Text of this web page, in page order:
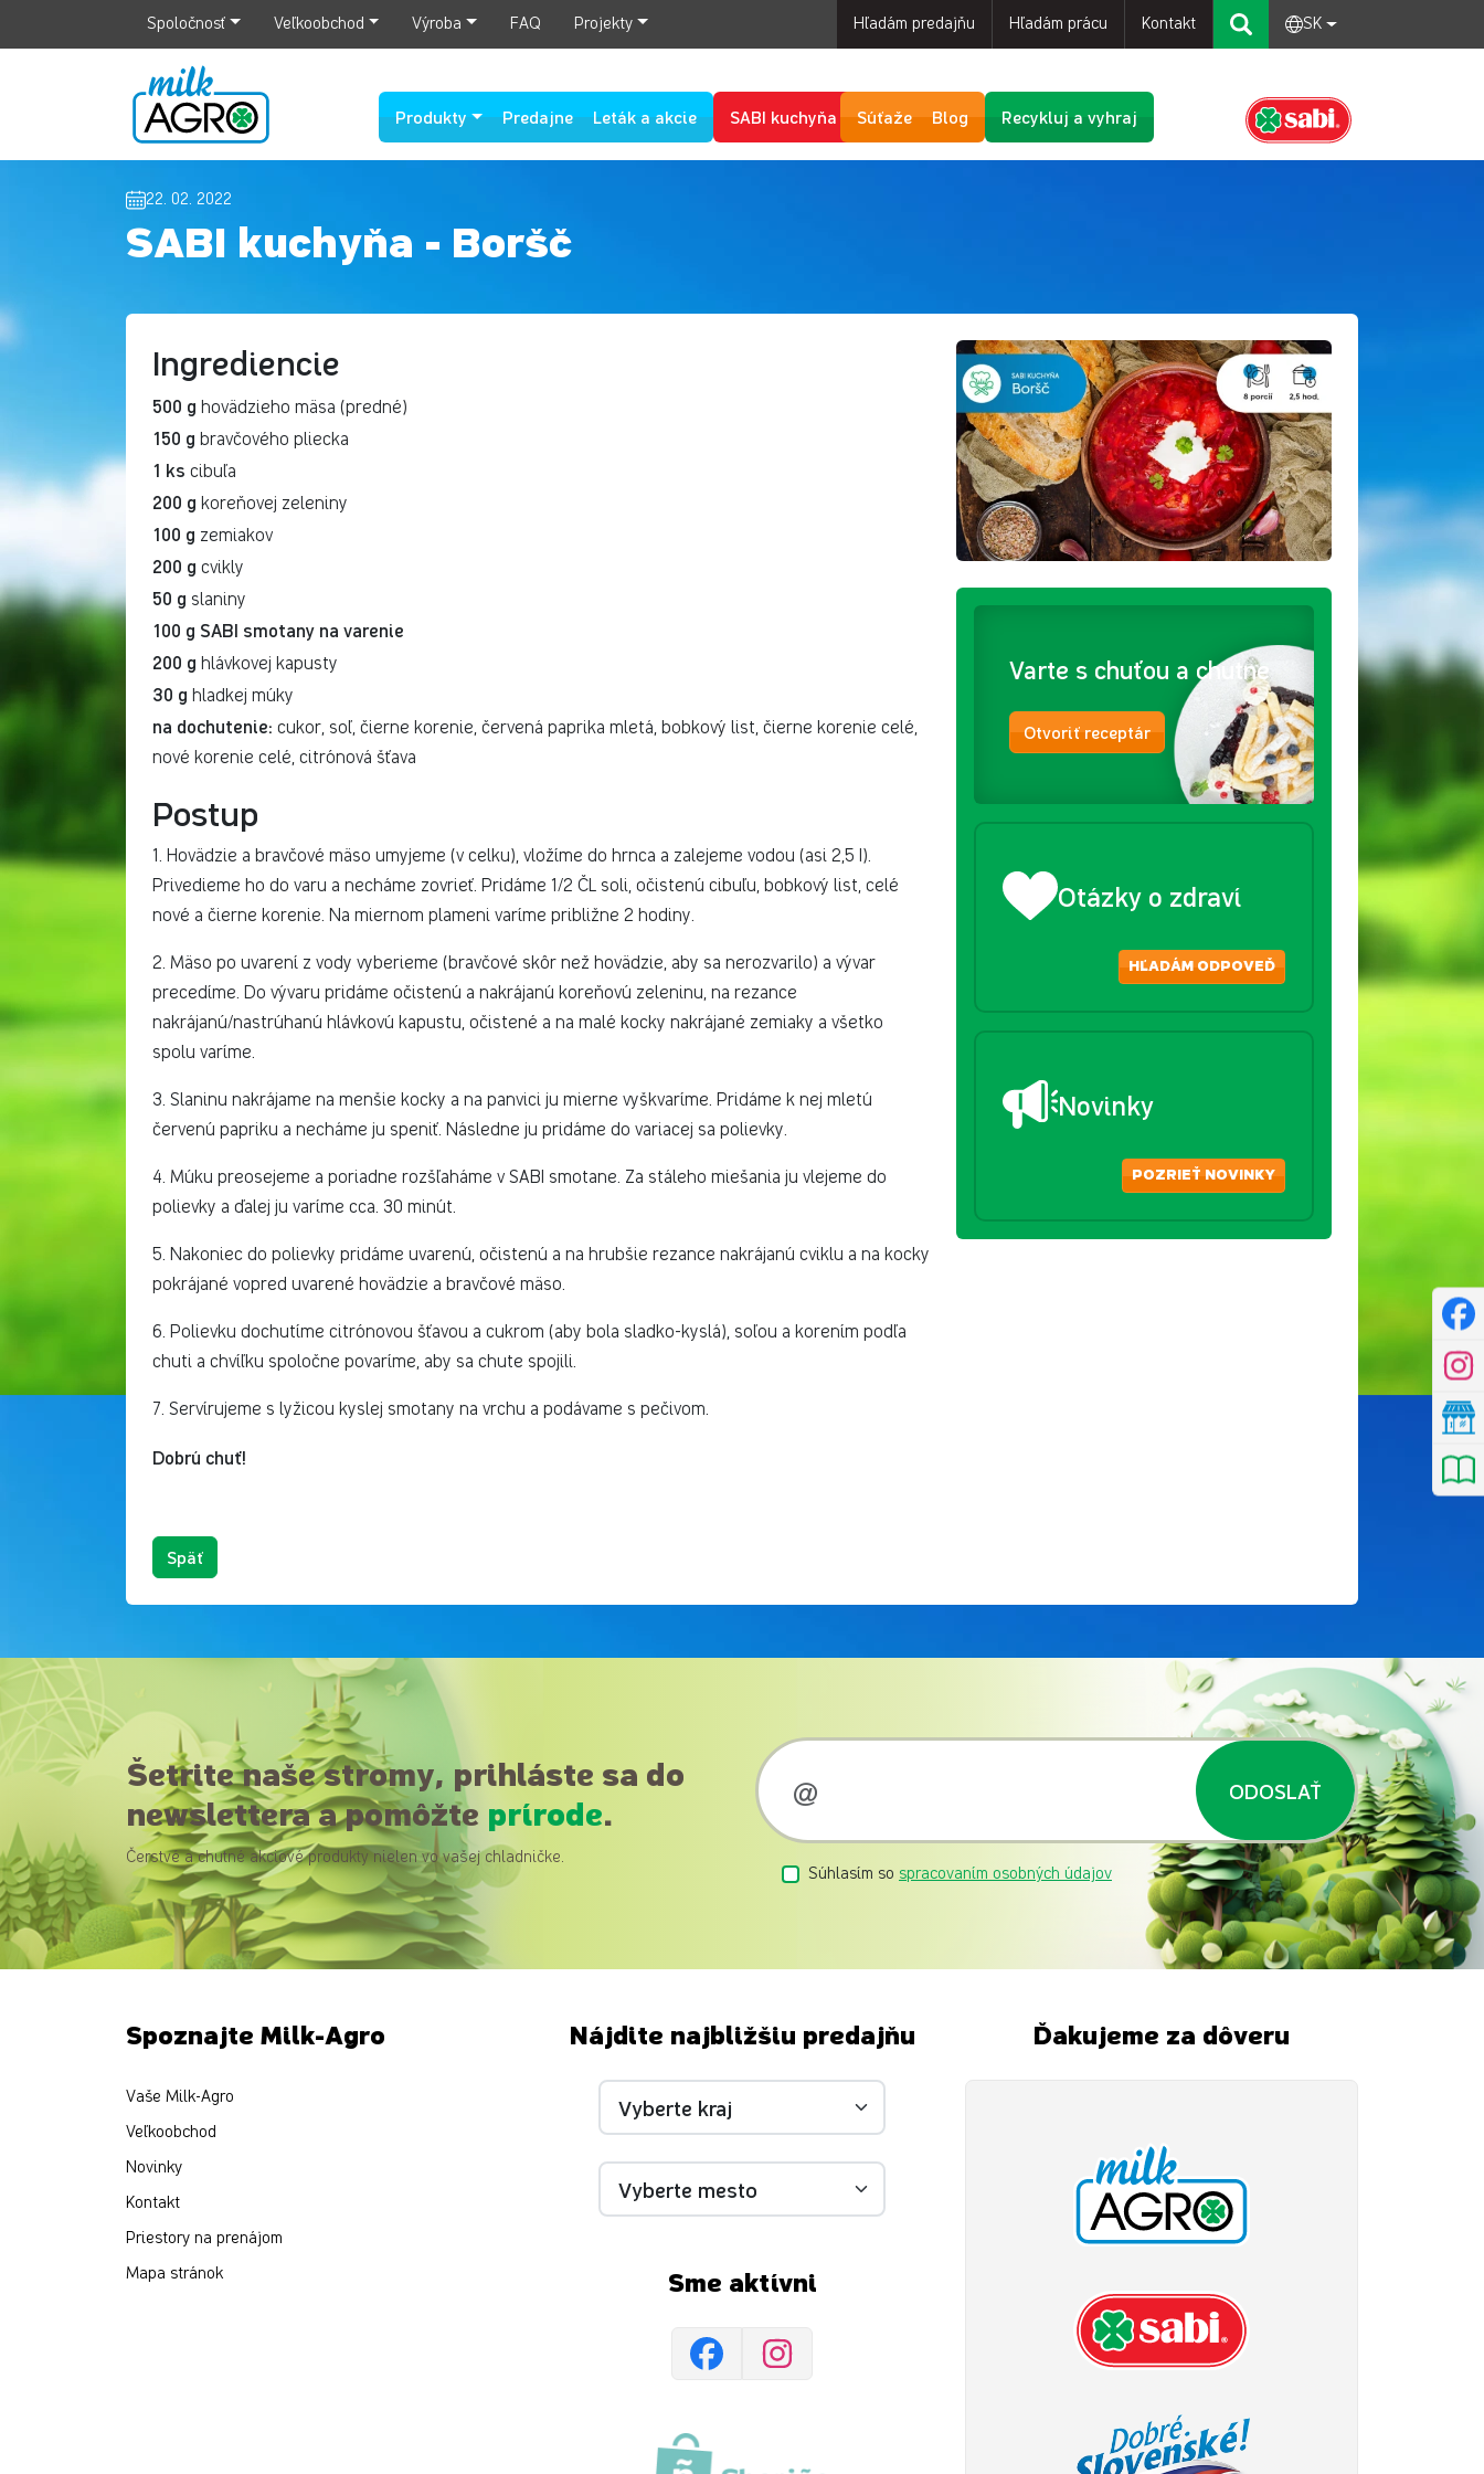
Spoločnosť Veľkoobchod Výroba FAQ Projekty Hľadám predajňu Hľadám prácu Kontakt SK
Produkty Predajne Leták a akcie SABI kuchyňa Súťaže Blog Recykluj a vyhraj
22. 02. 2022
SABI kuchyňa - Boršč
Ingrediencie
500 g hovädzieho mäsa (predné)
150 g bravčového pliecka
1 ks cibuľa
200 g koreňovej zeleniny
100 g zemiakov
200 g cvikly
50 g slaniny
100 g SABI smotany na varenie
200 g hlávkovej kapusty
30 g hladkej múky
na dochutenie: cukor, soľ, čierne korenie, červená paprika mletá, bobkový list, čierne korenie celé,
nové korenie celé, citrónová šťava
Postup
1. Hovädzie a bravčové mäso umyjeme (v celku), vložíme do hrnca a zalejeme vodou (asi 2,5 I).
Privedieme ho do varu a necháme zovrieť. Pridáme 1/2 ČL soli, očistenú cibuľu, bobkový list, celé
nové a čierne korenie. Na miernom plameni varíme približne 2 hodiny.
2. Mäso po uvarení z vody vyberieme (bravčové skôr než hovädzie, aby sa nerozvarilo) a vývar
precedíme. Do vývaru pridáme očistenú a nakrájanú koreňovú zeleninu, na rezance
nakrájanú/nastrúhanú hlávkovú kapustu, očistené a na malé kocky nakrájané zemiaky a všetko
spolu varíme.
3. Slaninu nakrájame na menšie kocky a na panvici ju mierne vyškvaríme. Pridáme k nej mletú
červenú papriku a necháme ju speniť. Následne ju pridáme do variacej sa polievky.
4. Múku preosejeme a poriadne rozšľaháme v SABI smotane. Za stáleho miešania ju vlejeme do
polievky a ďalej ju varíme cca. 30 minút.
5. Nakoniec do polievky pridáme uvarenú, očistenú a na hrubšie rezance nakrájanú cviklu a na kocky
pokrájané vopred uvarené hovädzie a bravčové mäso.
6. Polievku dochutíme citrónovou šťavou a cukrom (aby bola sladko-kyslá), soľou a korením podľa
chuti a chvíľku spoločne povaríme, aby sa chute spojili.
7. Servírujeme s lyžicou kyslej smotany na vrchu a podávame s pečivom.
Dobrú chuť!
Varte s chuťou a chutne
Otvoriť receptár
Otázky o zdraví
HĽADÁM ODPOVEĎ
Novinky
POZRIEŤ NOVINKY
Späť
Šetrite naše stromy, prihláste sa do
newslettera a pomôžte prírode.
Čerstvé a chutné akciové produkty nielen vo vašej chladničke.
ODOSLAŤ
Súhlasím so spracovaním osobných údajov
Spoznajte Milk-Agro
Vaše Milk-Agro
Veľkoobchod
Novinky
Kontakt
Priestory na prenájom
Mapa stránok
Nájdite najbližšiu predajňu
Sme aktívni
Ďakujeme za dôveru